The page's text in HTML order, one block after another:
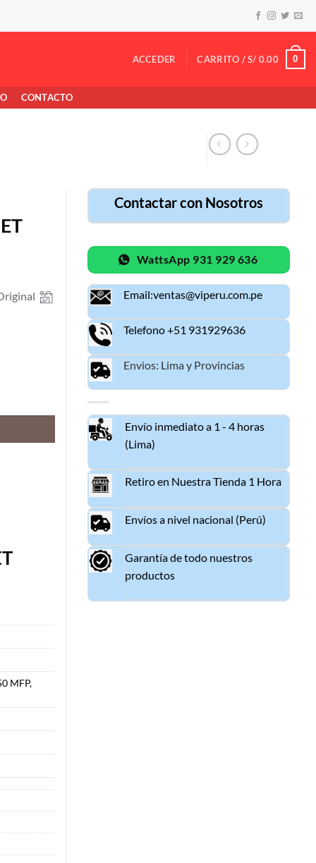
ACCEDER CARRITO /S/ 0.00 0
CONTACTO
MFP,
Contactar con Nosotros
WattsApp 931 929 636
Email:ventas@viperu.com.pe
Telefono +51 931929636
Envios: Lima y Provincias
Envío inmediato a 1 - 4 horas
(Lima)
Retiro en Nuestra Tienda 1 Hora
Envíos a nivel nacional (Perú)
Garantía de todo nuestros
productos